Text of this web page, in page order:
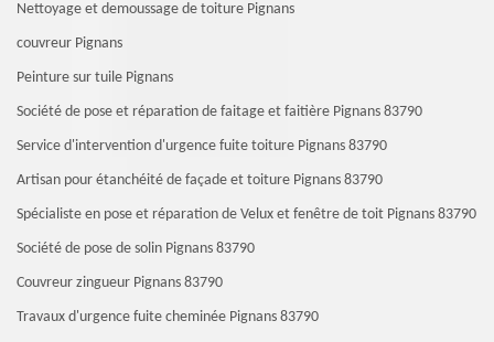
Nettoyage et demoussage de toiture Pignans
couvreur Pignans
Peinture sur tuile Pignans
Société de pose et réparation de faitage et faitière Pignans 83790
Service d'intervention d'urgence fuite toiture Pignans 83790
Artisan pour étanchéité de façade et toiture Pignans 83790
Spécialiste en pose et réparation de Velux et fenêtre de toit Pignans 83790
Société de pose de solin Pignans 83790
Couvreur zingueur Pignans 83790
Travaux d'urgence fuite cheminée Pignans 83790